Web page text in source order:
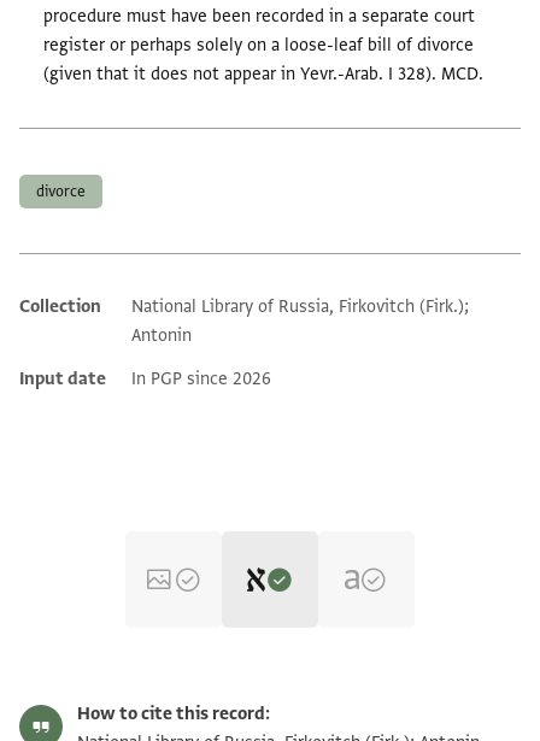
procedure must have been recorded in a separate court
register or perhaps solely on a loose-leaf bill of divorce
(given that it does not appear in Yevr.-Arab. I 328). MCD.
divorce
Additional metadata
Collection
National Library of Russia, Firkovitch (Firk.);
Antonin
Input date
In PGP since 2026
Matthew Dudley's digital edition (2026).
Yevr.-Arab. I 328, folio 27v
How to cite this record: